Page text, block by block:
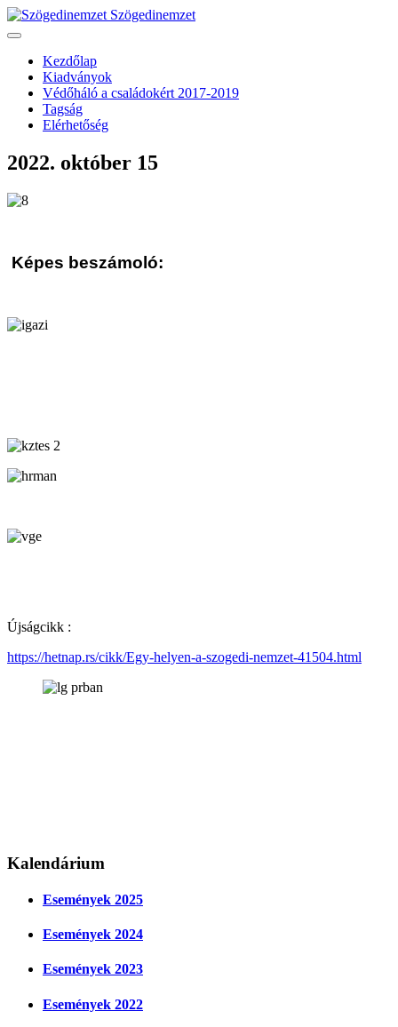
Szögedinemzet
Kezdőlap
Kiadványok
Védőháló a családokért 2017-2019
Tagság
Elérhetőség
2022. október 15
Képes beszámoló:
Újságcikk :
https://hetnap.rs/cikk/Egy-helyen-a-szogedi-nemzet-41504.html
Kalendárium
Események 2025
Események 2024
Események 2023
Események 2022